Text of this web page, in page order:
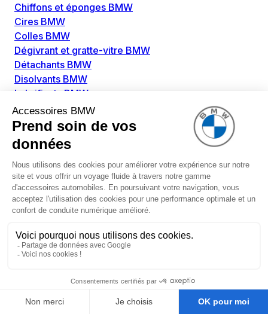
Chiffons et éponges BMW
Cires BMW
Colles BMW
Dégivrant et gratte-vitre BMW
Détachants BMW
Disolvants BMW
Lubrifiants BMW
Nettoyant intérieur BMW
Nettoyant extérieur BMW
Pièces détachées BMW
Alimentation Carburant BMW
Boitier papillon BMW
Faisceau de câble pour réservoir avec pompe
d'aspiration BMW
Injecteur BMW
Pompe diesel BMW
Allumage / Préchauffage BMW
Boitier de préchauffage BMW